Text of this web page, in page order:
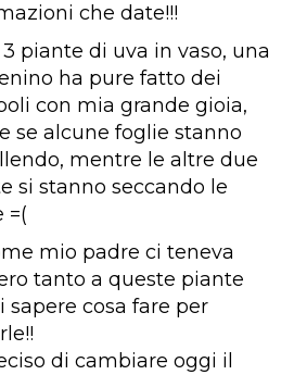
che date!!!
3 piante di uva in vaso, una
ha pure fatto dei
con mia grande gioia,
se alcune foglie stanno
mentre le altre due
si stanno seccando le
=(
mio padre ci teneva
tanto a queste piante
sapere cosa fare per
di cambiare oggi il